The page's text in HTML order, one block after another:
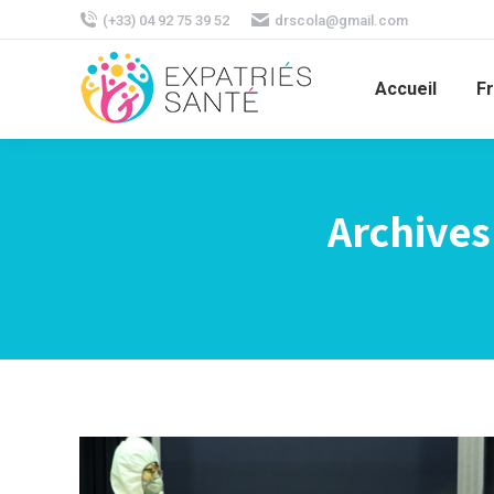
(+33) 04 92 75 39 52 drscola@gmail.com
Accueil